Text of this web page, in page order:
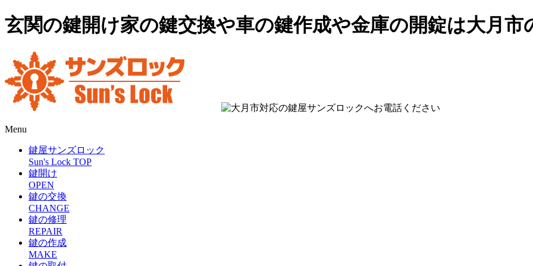
玄関の鍵開け家の鍵交換や車の鍵作成や金庫の開錠は大月市
Menu
鍵屋サンズロック
Sun's Lock TOP
鍵開け
OPEN
鍵の交換
CHANGE
鍵の修理
REPAIR
鍵の作成
MAKE